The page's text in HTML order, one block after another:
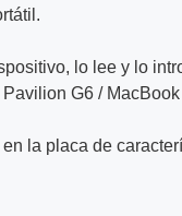
lo lee y lo
G6 /
la placa de